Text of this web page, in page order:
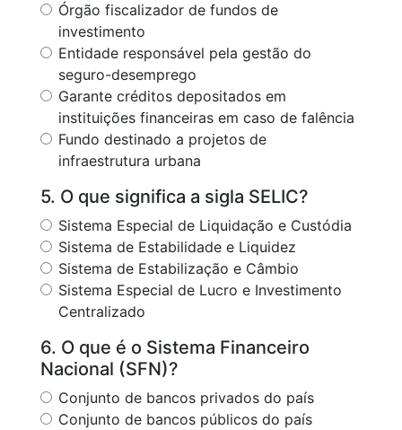
Órgão fiscalizador de fundos de
investimento
Entidade responsável pela gestão do
seguro-desemprego
Garante créditos depositados em
instituições financeiras em caso de falência
Fundo destinado a projetos de
infraestrutura urbana
5. O que significa a sigla SELIC?
Sistema Especial de Liquidação e Custódia
Sistema de Estabilidade e Liquidez
Sistema de Estabilização e Câmbio
Sistema Especial de Lucro e Investimento
Centralizado
6. O que é o Sistema Financeiro
Nacional (SFN)?
Conjunto de bancos privados do país
Conjunto de bancos públicos do país